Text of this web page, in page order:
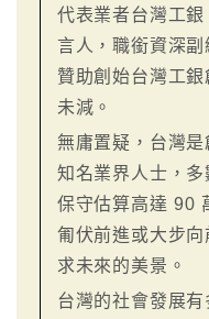
代表業者台灣工
言人，職銜資深
贊助創始台灣工
未減。
無庸置疑，台灣
知名業界人士，
保守估算高達 90
匍伏前進或大步
求未來的美景。
台灣的社會發展